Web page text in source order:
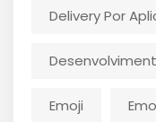
Delivery Por
Emoji